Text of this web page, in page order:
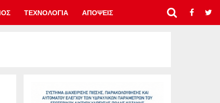
ΤΕΧΝΟΛΟΓΙΑ ΑΠΟΨΕΙΣ